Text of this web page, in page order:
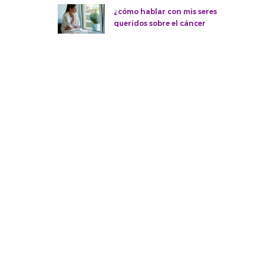
¿cómo hablar con mis seres
queridos sobre el cáncer